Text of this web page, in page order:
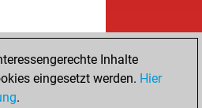
Inhalte
eingesetzt werden. Hier
.